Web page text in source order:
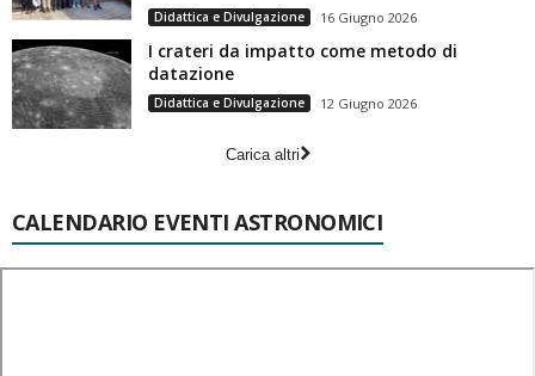
Didattica e Divulgazione 16 Giugno 2026
I crateri da impatto come metodo di
datazione
Didattica e Divulgazione 12 Giugno 2026
Carica altri
CALENDARIO EVENTI ASTRONOMICI